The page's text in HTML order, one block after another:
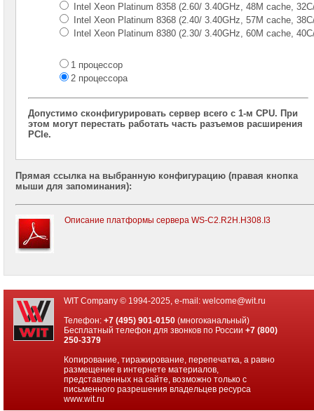
Серверы
Supermicro
CPU
Серверы
Tower
2x
Серверы
ASUS
на
Серверы
Intel
корпус
Intel Xeon Platinum 8358 (2.60/ 3.40GHz, 48M cache,
Intel Xeon Platinum 8368 (2.40/ 3.40GHz, 57M cache,
Intel Xeon Platinum 8380 (2.30/ 3.40GHz, 60M cache,
1 процессор
2 процессора
Допустимо сконфигурировать сервер всего с 1-м CPU. При
этом могут перестать работать часть разъемов расширения
PCIe.
Прямая ссылка на выбранную конфигурацию (правая кнопка
мыши для запоминания):
Описание платформы сервера WS-C2.R2H.H308.I3
WIT Company © 1994-2025, e-mail: welcome@wit.ru
Телефон:+7 (495) 901-0150 (многоканальный)
Бесплатный телефон для звонков по России+7 (800)
250-3379
Копирование, тиражирование, перепечатка, а равно
размещение в интернете материалов,
представленных на сайте, возможно только с
письменного разрешения владельцев ресурса
www.wit.ru